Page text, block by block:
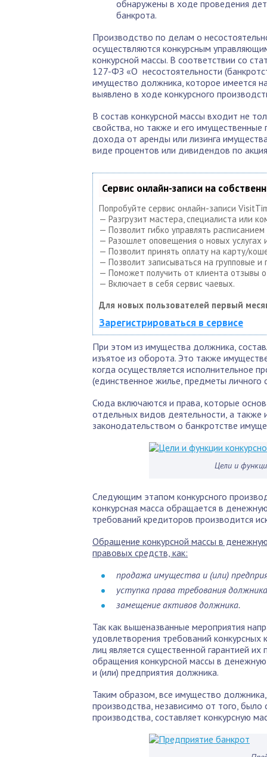
обнаружены в ходе проведения
банкрота.
Производство по делам о
осуществляются конкурсным
конкурсной массы. В соответствии со
127-ФЗ «О несостоятельности
имущество должника, которое имеется
выявлено в ходе конкурсного
В состав конкурсной массы входит не
свойства, но также и его имущественные
дохода от аренды или лизинга
виде процентов или дивидендов по
Сервис онлайн-записи на
Попробуйте сервис онлайн-записи
— Разгрузит мастера, специалиста или
— Позволит гибко управлять расписанием
— Разошлет оповещения о новых услугах
— Позволит принять оплату на карту/
— Позволит записываться на групповые
— Поможет получить от клиента отзывы
— Включает в себя сервис чаевых.
Для новых пользователей первый
Зарегистрироваться в сервисе
При этом из имущества должника,
изъятое из оборота. Это также
когда осуществляется исполнительное
(единственное жилье, предметы личного
Сюда включаются и права, которые
отдельных видов деятельности, а
законодательством о банкротстве
Цели и
Следующим этапом конкурсного
конкурсная масса обращается в
требований кредиторов производится
Обращение конкурсной массы в
правовых средств, как:
продажа имущества и (или)
уступка права требования
замещение активов должника.
Так как вышеназванные мероприятия
удовлетворения требований
лиц является существенной гарантией
обращения конкурсной массы в
и (или) предприятия должника.
Таким образом, все имущество
производства, независимо от того,
производства, составляет конкурсную